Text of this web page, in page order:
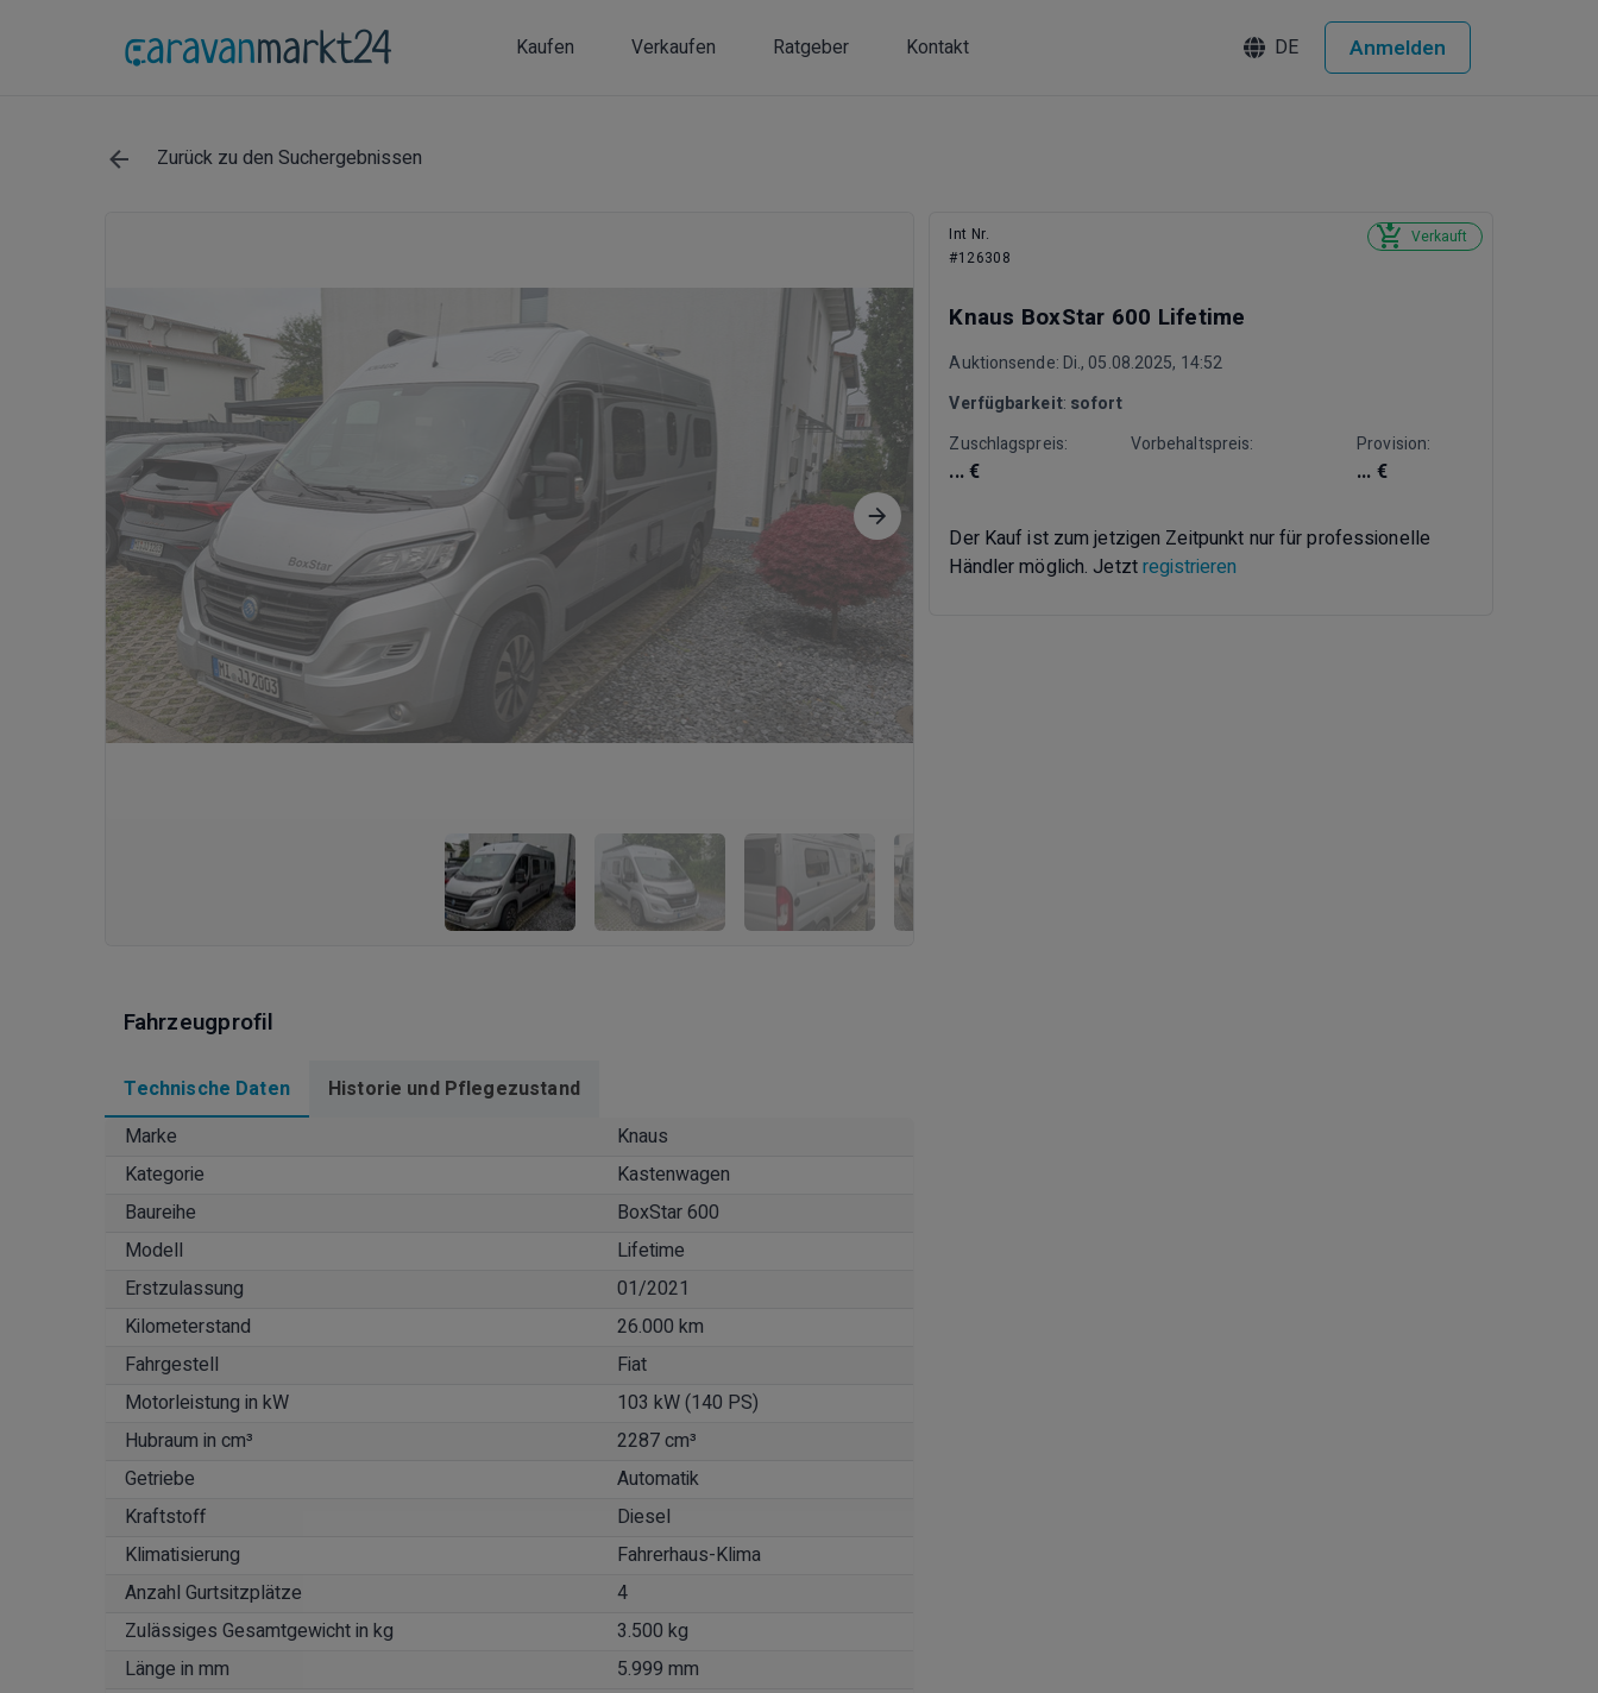
Kaufen Verkaufen Ratgeber Kontakt DE Anmelden
Zurück zu den Suchergebnissen
Fahrzeugprofil
Technische Daten
Historie und Pflegezustand
Marke
Knaus
Kategorie
Kastenwagen
Baureihe
BoxStar 600
Modell
Lifetime
Erstzulassung
01/2021
Kilometerstand
26.000 km
Fahrgestell
Fiat
Motorleistung in kW
103 kW (140 PS)
Hubraum in cm³
2287 cm³
Getriebe
Automatik
Kraftstoff
Diesel
Klimatisierung
Fahrerhaus-Klima
Anzahl Gurtsitzplätze
4
Zulässiges Gesamtgewicht in kg
3.500 kg
Länge in mm
5.999 mm
Int Nr.
#126308
Verkauft
Knaus BoxStar 600 Lifetime
Auktionsende: Di., 05.08.2025, 14:52
Verfügbarkeit: sofort
Zuschlagspreis:
... €
Vorbehaltspreis: Provision:
... €
Der Kauf ist zum jetzigen Zeitpunkt nur für professionelle
Händler möglich. Jetztregistrieren